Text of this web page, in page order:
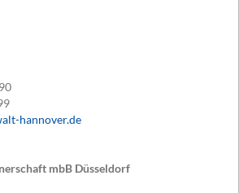
hannover.de
mbB Düsseldorf